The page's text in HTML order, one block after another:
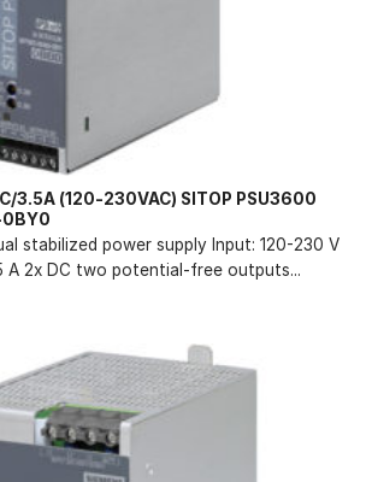
3.5A (120-230VAC) SITOP PSU3600
stabilized power supply Input: 120-230 V
A 2x DC two potential-free outputs...